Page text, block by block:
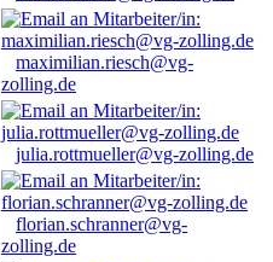
maximilian.riesch@vg-
zolling.de
julia.rottmueller@vg-zolling.de
florian.schranner@vg-
zolling.de